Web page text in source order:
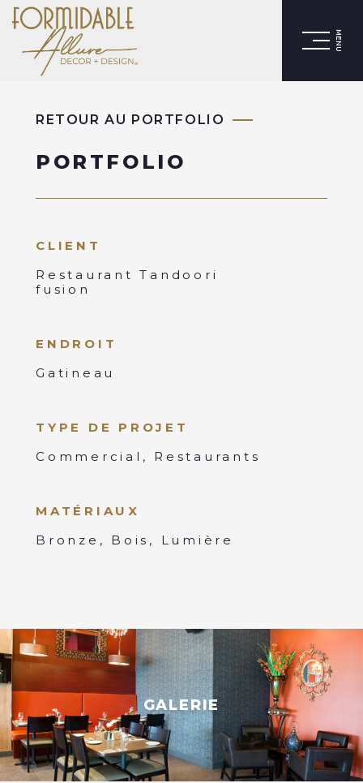
MENU
RETOUR AU PORTFOLIO
PORTFOLIO
CLIENT
Restaurant Tandoori
fusion
ENDROIT
Gatineau
TYPE DE PROJET
Commercial, Restaurants
MATÉRIAUX
Bronze, Bois, Lumière
GALERIE